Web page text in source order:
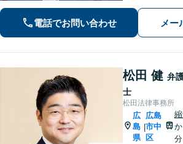
談】【完全個
応可】【本通
電話でお問い合わせ メー
松田 健 弁
士
松田法律事務所
広
島
県
|
広島
市中
区
分